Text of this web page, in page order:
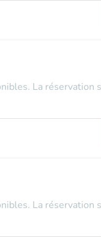
La réservation
La réservation